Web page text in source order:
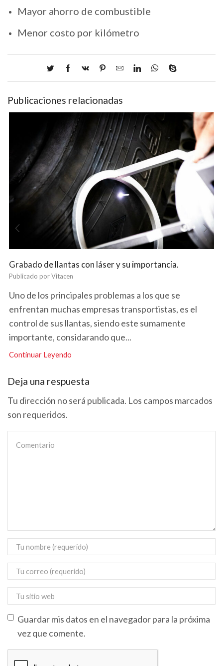
Mayor ahorro de combustible
Menor costo por kilómetro
Publicaciones relacionadas
Grabado de llantas con láser y su importancia.
Publicado porVitacen
Uno de los principales problemas a los que se
enfrentan muchas empresas transportistas, es el
control de sus llantas, siendo este sumamente
importante, considarando que...
Continuar Leyendo
Deja una respuesta
Tu dirección no será publicada. Los campos marcados
son requeridos.
Guardar mis datos en el navegador para la próxima
vez que comente.